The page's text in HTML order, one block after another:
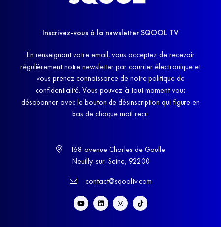
Inscrivez-vous à la newsletter SQOOL TV
En renseignant votre email, vous acceptez de recevoir
régulièrement notre newsletter par courrier électronique et
vous prenez connaissance de notre politique de
confidentialité. Vous pouvez à tout moment vous
désabonner avec le bouton de désinscription qui figure en
bas de chaque mail reçu.
168 avenue Charles de Gaulle
Neuilly-sur-Seine, 92200
contact@sqooltv.com